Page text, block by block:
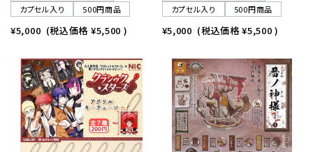
カプセル入り 500円商品
¥5,000 (税込価格 ¥5,500 )
カプセル入り 500円商品
¥5,000 (税込価格¥5,500 )